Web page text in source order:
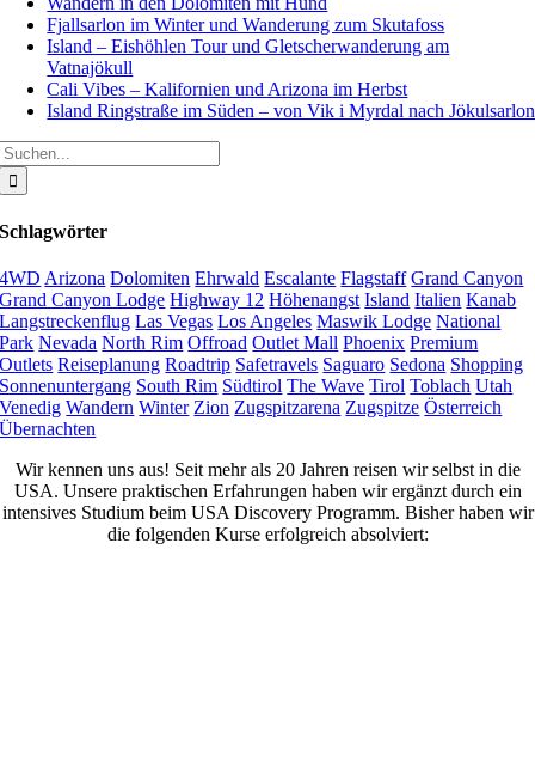
Fjallsarlon im Winter und Wanderung zum Skutafoss
Island – Eishöhlen Tour und Gletscherwanderung am
Vatnajökull
Cali Vibes – Kalifornien und Arizona im Herbst
Island Ringstraße im Süden – von Vik i Myrdal nach Jökulsarlon
Schlagwörter
4WD Arizona Dolomiten Ehrwald Escalante Flagstaff Grand Canyon
Grand Canyon Lodge Highway 12 Höhenangst Island Italien Kanab
Langstreckenflug Las Vegas Los Angeles Maswik Lodge National
Park Nevada North Rim Offroad Outlet Mall Phoenix Premium
Outlets Reiseplanung Roadtrip Safetravels Saguaro Sedona Shopping
Sonnenuntergang South Rim Südtirol The Wave Tirol Toblach Utah
Venedig Wandern Winter Zion Zugspitzarena Zugspitze Österreich
Übernachten
Wir kennen uns aus! Seit mehr als 20 Jahren reisen wir selbst in die
USA. Unsere praktischen Erfahrungen haben wir ergänzt durch ein
intensives Studium beim USA Discovery Programm. Bisher haben wir
die folgenden Kurse erfolgreich absolviert: